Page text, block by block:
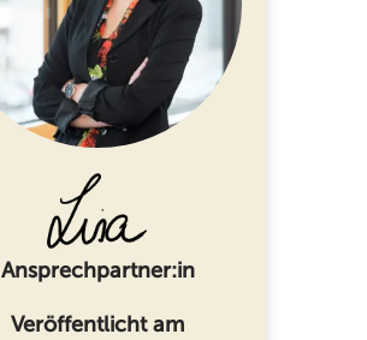
Ansprechpartner:in
Veröffentlicht am